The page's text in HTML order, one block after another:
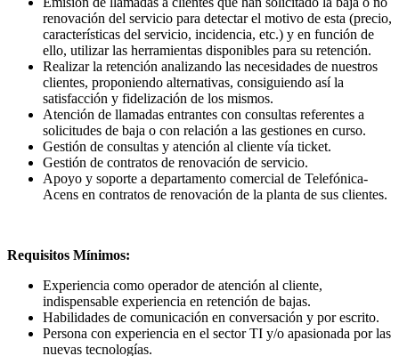
renovación del servicio para detectar el motivo de esta (precio,
características del servicio, incidencia, etc.) y en función de
ello, utilizar las herramientas disponibles para su retención.
Realizar la retención analizando las necesidades de nuestros
clientes, proponiendo alternativas, consiguiendo así la
satisfacción y fidelización de los mismos.
Atención de llamadas entrantes con consultas referentes a
solicitudes de baja o con relación a las gestiones en curso.
Gestión de consultas y atención al cliente vía ticket.
Gestión de contratos de renovación de servicio.
Apoyo y soporte a departamento comercial de Telefónica-
Acens en contratos de renovación de la planta de sus clientes.
Requisitos Mínimos:
Experiencia como operador de atención al cliente,
indispensable experiencia en retención de bajas.
Habilidades de comunicación en conversación y por escrito.
Persona con experiencia en el sector TI y/o apasionada por las
nuevas tecnologías.